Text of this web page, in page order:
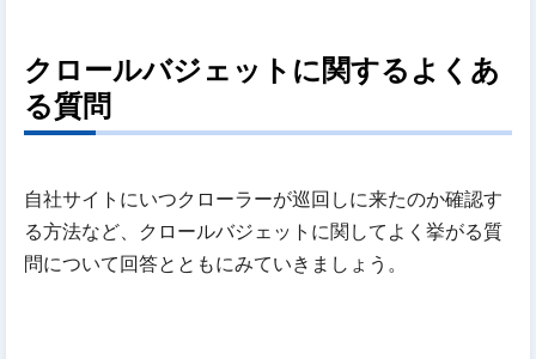
クロールバジェットに関するよくあ
る質問
自社サイトにいつクローラーが巡回しに来たのか確認す
る方法など、クロールバジェットに関してよく挙がる質
問について回答とともにみていきましょう。